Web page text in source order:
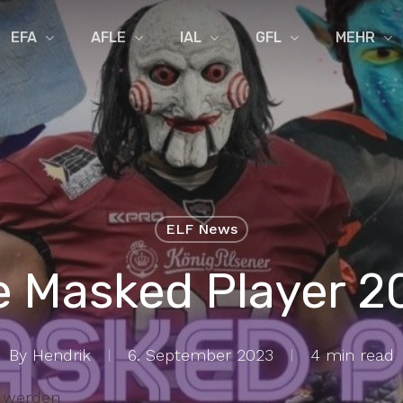
EFA AFLE IAL GFL MEHR
ELF News
Masked Player
By Hendrik 6. September 2023 4 min read
werden